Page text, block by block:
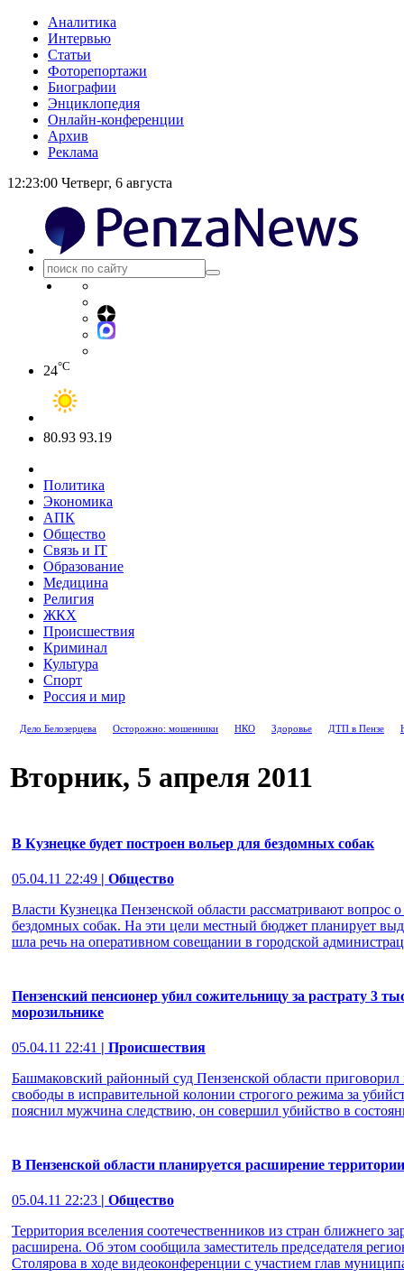
Аналитика
Интервью
Статьи
Фоторепортажи
Биографии
Энциклопедия
Онлайн-конференции
Архив
Реклама
12:23:01 Четверг, 6 августа
24°C
80.93 93.19
Политика
Экономика
АПК
Общество
Связь и IT
Образование
Медицина
Религия
ЖКХ
Происшествия
Криминал
Культура
Спорт
Россия и мир
Дело Белозерцева Осторожно: мошенники НКО Здоровье ДТП в Пензе
Вторник, 5 апреля 2011
В Кузнецке будет построен вольер для бездомных собак
05.04.11 22:49 | Общество
Власти Кузнецка Пензенской области рассматривают вопрос о
бездомных собак. На эти цели местный бюджет планирует
шла речь на оперативном совещании в городской
Пензенский пенсионер убил сожительницу за растрату 3
морозильнике
05.04.11 22:41 | Происшествия
Башмаковский районный суд Пензенской области
свободы в исправительной колонии строгого режима за
пояснил мужчина следствию, он совершил убийство в
В Пензенской области планируется расширение
05.04.11 22:23 | Общество
Территория вселения соотечественников из стран ближнего
расширена. Об этом сообщила заместитель председателя
Столярова в ходе видеоконференции с участием глав